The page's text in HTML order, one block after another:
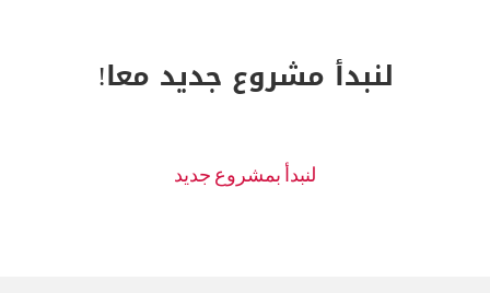
لنبدأ مشروع جديد معا!